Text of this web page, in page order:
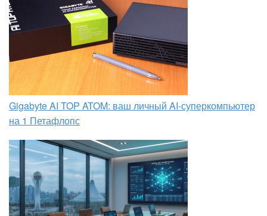
Gigabyte AI TOP ATOM: ваш личный AI-суперкомпьютер
на 1 Петафлопс